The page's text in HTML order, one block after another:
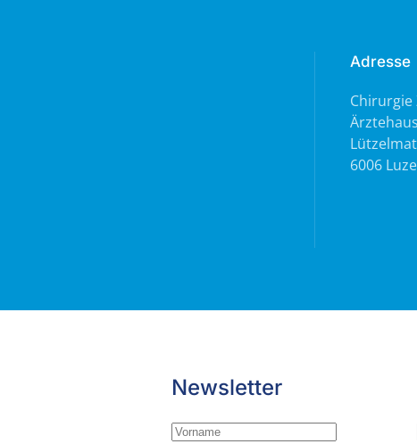
Adresse
Chirurgie
6006
Newsletter